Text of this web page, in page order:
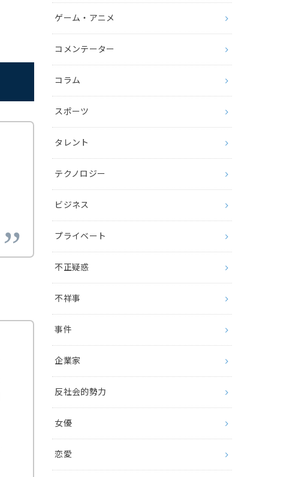
ゲーム・アニメ
コメンテーター
コラム
スポーツ
タレント
テクノロジー
ビジネス
プライベート
不正疑惑
不祥事
事件
企業家
反社会的勢力
女優
恋愛